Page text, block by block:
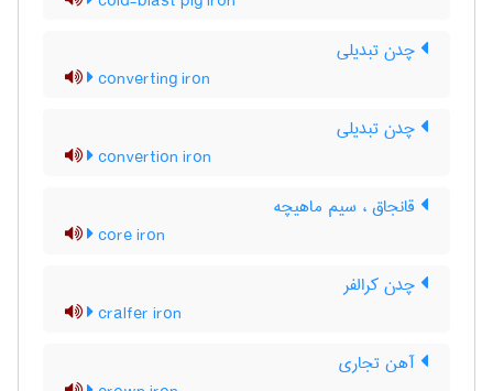
چدن تبدیلی
converting iron
چدن تبدیلی
convertion iron
قانجاق ، سیم ماهیچه
core iron
چدن کرالفر
cralfer iron
آهن تجاری